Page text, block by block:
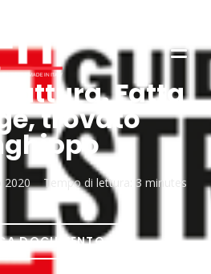
fattura. Fatta
trovato
2020 Tempo di lettura: 3 minutes
DOCUMENTO